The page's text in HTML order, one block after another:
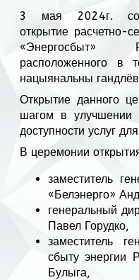
3 мая 2024г.
открытие расчетно-
«Энергосбыт»
расположенного в
нацыянальны
Открытие данного
шагом в улучшении
доступности услуг
В церемонии
заместитель
«Белэнерго»
генеральный
Павел Горудко,
заместитель
сбыту энергии
Булыга,